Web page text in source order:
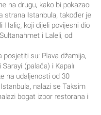
na drugu, kako bi pokazao
strana Istanbula, također je
Haliç, koji dijeli povijesni dio
i Laleli, od
su: Plava džamija,
(palača) i Kapalı
na udaljenosti od 30
nalazi se Taksim
bogat izbor restorana i